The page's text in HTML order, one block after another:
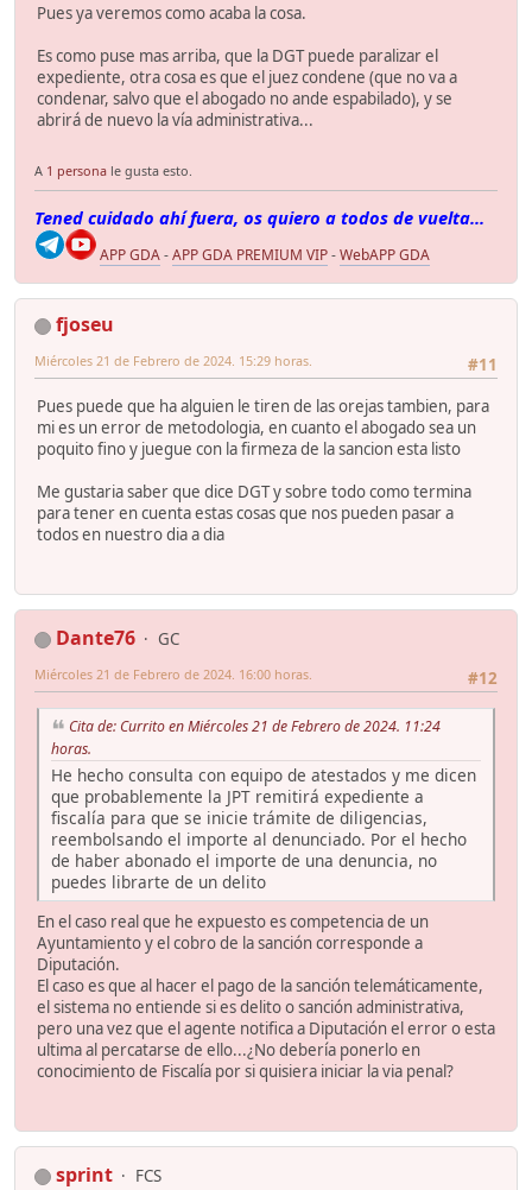
Pues ya veremos como acaba la cosa.
Es como puse mas arriba, que la DGT puede paralizar el
expediente, otra cosa es que el juez condene (que no va a
condenar, salvo que el abogado no ande espabilado), y se
abrirá de nuevo la vía administrativa...
A 1 persona le gusta esto.
Tened cuidado ahí fuera, os quiero a todos de vuelta...
APP GDA-APP GDA PREMIUM VIP-WebAPP GDA
fjoseu
#11
Miércoles 21 de Febrero de 2024. 15:29 horas.
Pues puede que ha alguien le tiren de las orejas tambien, para
mi es un error de metodologia, en cuanto el abogado sea un
poquito fino y juegue con la firmeza de la sancion esta listo
Me gustaria saber que dice DGT y sobre todo como termina
para tener en cuenta estas cosas que nos pueden pasar a
todos en nuestro dia a dia
Dante76
GC
#12
Miércoles 21 de Febrero de 2024. 16:00 horas.
Cita de: Currito en Miércoles 21 de Febrero de 2024. 11:24
horas.
He hecho consulta con equipo de atestados y me dicen
que probablemente la JPT remitirá expediente a
fiscalía para que se inicie trámite de diligencias,
reembolsando el importe al denunciado. Por el hecho
de haber abonado el importe de una denuncia, no
puedes librarte de un delito
En el caso real que he expuesto es competencia de un
Ayuntamiento y el cobro de la sanción corresponde a
Diputación.
El caso es que al hacer el pago de la sanción telemáticamente,
el sistema no entiende si es delito o sanción administrativa,
pero una vez que el agente notifica a Diputación el error o esta
ultima al percatarse de ello...¿No debería ponerlo en
conocimiento de Fiscalía por si quisiera iniciar la via penal?
sprint
FCS